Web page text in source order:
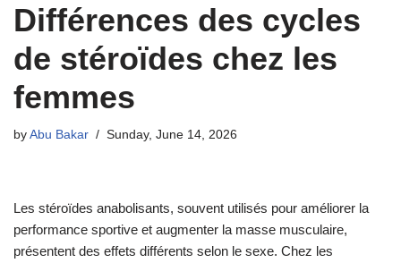
Différences des cycles
de stéroïdes chez les
femmes
by Abu Bakar Sunday, June 14, 2026
Les stéroïdes anabolisants, souvent utilisés pour améliorer la
performance sportive et augmenter la masse musculaire,
présentent des effets différents selon le sexe. Chez les